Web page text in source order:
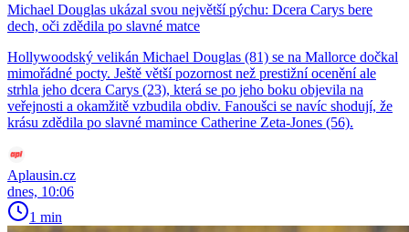
Michael Douglas ukázal svou největší pýchu: Dcera Carys bere
dech, oči zdědila po slavné matce
Hollywoodský velikán Michael Douglas (81) se na Mallorce dočkal
mimořádné pocty. Ještě větší pozornost než prestižní ocenění ale
strhla jeho dcera Carys (23), která se po jeho boku objevila na
veřejnosti a okamžitě vzbudila obdiv. Fanoušci se navíc shodují, že
krásu zdědila po slavné mamince Catherine Zeta-Jones (56).
Aplausin.cz
dnes, 10:06
1 min